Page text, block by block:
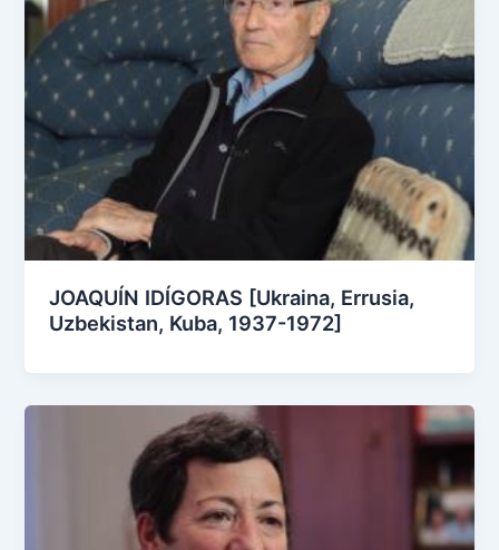
JOAQUÍN IDÍGORAS [Ukraina, Errusia,
Uzbekistan, Kuba, 1937-1972]